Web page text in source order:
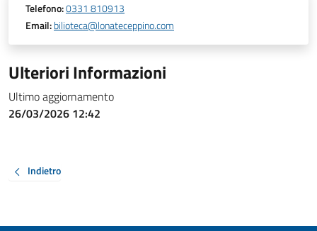
Telefono:0331 810913
Email:bilioteca@lonateceppino.com
Ulteriori Informazioni
Ultimo aggiornamento
26/03/2026 12:42
Indietro